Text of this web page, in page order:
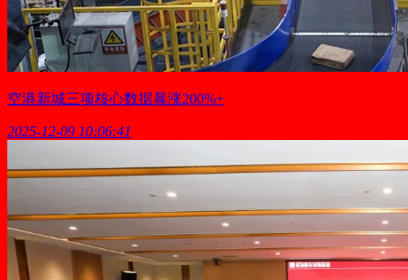
空港新城三项核心数据暴涨200%+
2025-12-09 10:06:41